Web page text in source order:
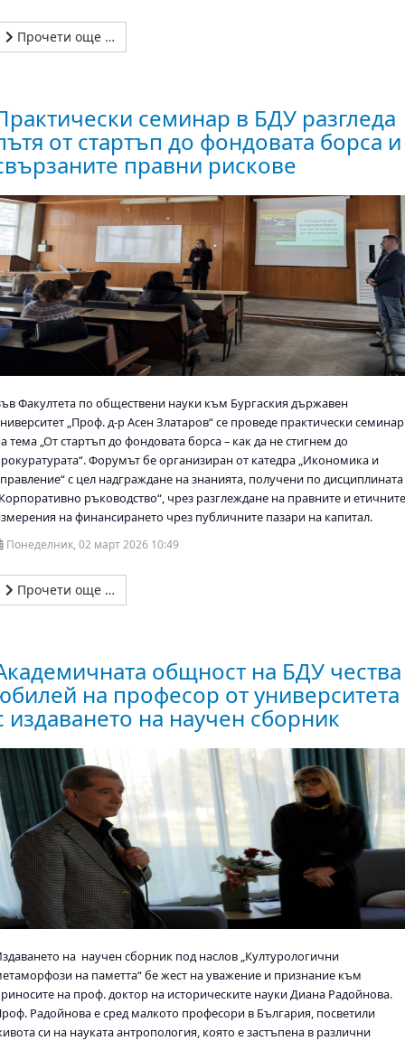
Прочети още …
семинар в БДУ разгледа
от стартъп до фондовата борса и
правни рискове
Факултета по обществени науки към Бургаския държавен
„Проф. д-р Асен Златаров“ се проведе практически семинар
тема „От стартъп до фондовата борса – как да не стигнем до
Форумът бе организиран от катедра „Икономика и
с цел надграждане на знанията, получени по дисциплината
ръководство“, чрез разглеждане на правните и
на финансирането чрез публичните пазари на капитал.
Понеделник, 02 март 2026 10:49
Прочети още …
общност на БДУ чества
на професор от университета
издаването на научен сборник
на научен сборник под наслов „Културологични
на паметта“ бе жест на уважение и признание към
на проф. доктор на историческите науки Диана Радойнова.
Радойнова е сред малкото професори в България, посветили
си на науката антропология, която е застъпена в различни